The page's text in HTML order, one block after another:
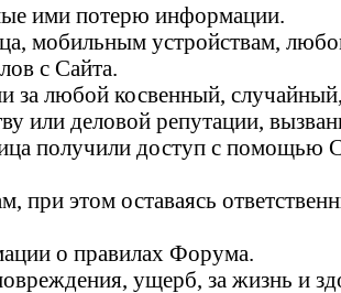
ими потерю информации.
мобильным устройствам,
с Сайта.
за любой косвенный, случайный,
или деловой репутации,
получили доступ с помощью
при этом оставаясь
о правилах Форума.
ущерб, за жизнь и